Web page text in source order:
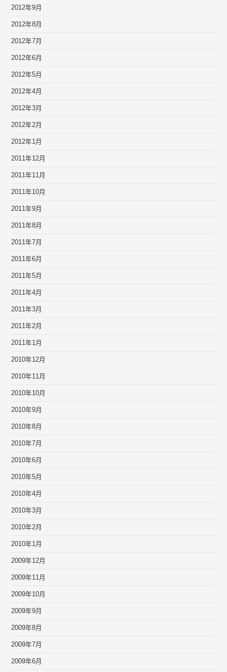
2012年9月
2012年8月
2012年7月
2012年6月
2012年5月
2012年4月
2012年3月
2012年2月
2012年1月
2011年12月
2011年11月
2011年10月
2011年9月
2011年8月
2011年7月
2011年6月
2011年5月
2011年4月
2011年3月
2011年2月
2011年1月
2010年12月
2010年11月
2010年10月
2010年9月
2010年8月
2010年7月
2010年6月
2010年5月
2010年4月
2010年3月
2010年2月
2010年1月
2009年12月
2009年11月
2009年10月
2009年9月
2009年8月
2009年7月
2009年6月